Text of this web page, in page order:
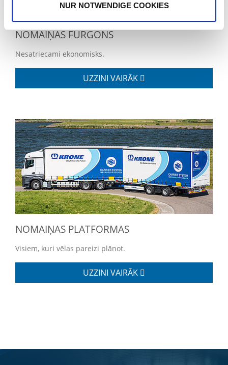
NUR NOTWENDIGE COOKIES
NOMAIŅAS FURGONS
Nesatriecami ekonomisks.
UZZINI VAIRĀK
NOMAIŅAS PLATFORMAS
Visiem, kuri vēlas pareizi plānot.
UZZINI VAIRĀK